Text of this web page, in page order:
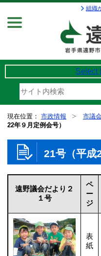
組織
Select
現在位置： 市政情報 市議
22年９月定例会号）
21号（平成
遠野議会だより２
１号
ペ
ー
ジ
表
紙